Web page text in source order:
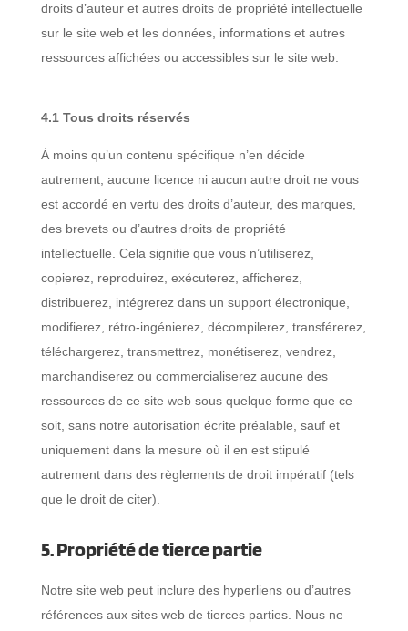
droits d’auteur et autres droits de propriété intellectuelle
sur le site web et les données, informations et autres
ressources affichées ou accessibles sur le site web.
4.1 Tous droits réservés
À moins qu’un contenu spécifique n’en décide
autrement, aucune licence ni aucun autre droit ne vous
est accordé en vertu des droits d’auteur, des marques,
des brevets ou d’autres droits de propriété
intellectuelle. Cela signifie que vous n’utiliserez,
copierez, reproduirez, exécuterez, afficherez,
distribuerez, intégrerez dans un support électronique,
modifierez, rétro-ingénierez, décompilerez, transférerez,
téléchargerez, transmettrez, monétiserez, vendrez,
marchandiserez ou commercialiserez aucune des
ressources de ce site web sous quelque forme que ce
soit, sans notre autorisation écrite préalable, sauf et
uniquement dans la mesure où il en est stipulé
autrement dans des règlements de droit impératif (tels
que le droit de citer).
5. Propriété de tierce partie
Notre site web peut inclure des hyperliens ou d’autres
références aux sites web de tierces parties. Nous ne